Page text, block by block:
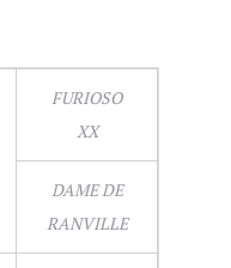
FURIOSO
XX
DAME DE
RANVILLE